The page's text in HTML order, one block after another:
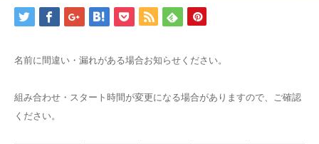
名前に間違い・漏れがある場合お知らせください。
組み合わせ・スタート時間が変更になる場合がありますので、ご確認
ください。